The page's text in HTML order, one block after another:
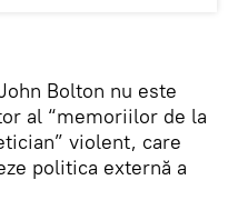
Bolton nu este
al “memoriilor de la
violent, care
politica externă a